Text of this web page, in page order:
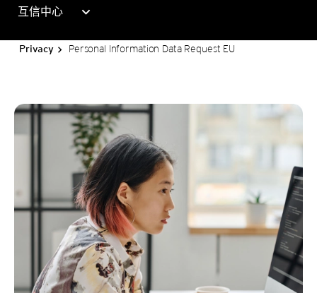
互信中心 expand_more
Privacy Personal Information Data Request EU